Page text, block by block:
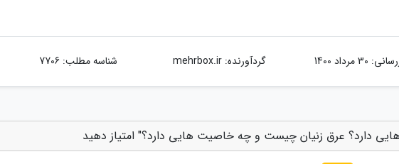
30 مرداد 1400 گردآورنده:mehrbox.ir شناسه مطلب: 7706
دارد؟ عرق زنیان چیست و چه خاصیت هایی دارد؟" امتیاز دهید